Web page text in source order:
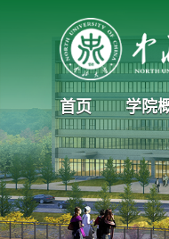
首页 学院